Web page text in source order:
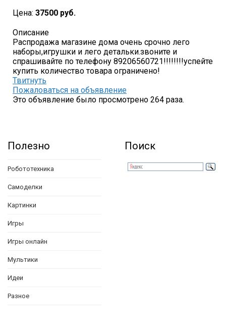
Цена: 37500 руб.
Описание
Распродажа магазине дома очень срочно лего
наборы,игрушки и лего детальки.звоните и
спрашивайте по телефону 89206560721!!!!!!!!успейте
купить количество товара ограничено!
Твитнуть
Пожаловаться на объявление
Это объявление было просмотрено 264 раза.
Полезно
Робототехника
Самоделки
Картинки
Игры
Игры онлайн
Мультики
Идеи
Разное
Поиск